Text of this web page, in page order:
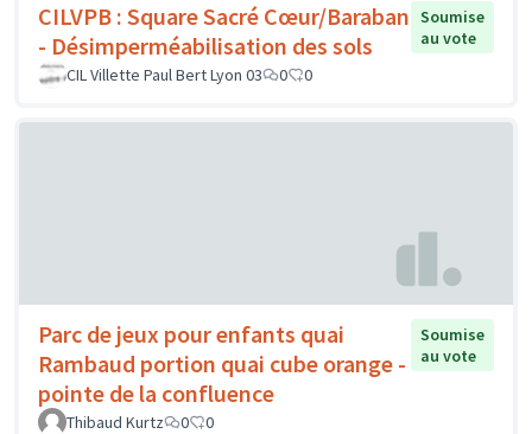
CILVPB : Square Sacré Cœur/Baraban
- Désimperméabilisation des sols
Soumise
au vote
CIL Villette Paul Bert Lyon 03
0 0
Parc de jeux pour enfants quai
Rambaud portion quai cube orange -
pointe de la confluence
Soumise
au vote
Thibaud Kurtz 0 0